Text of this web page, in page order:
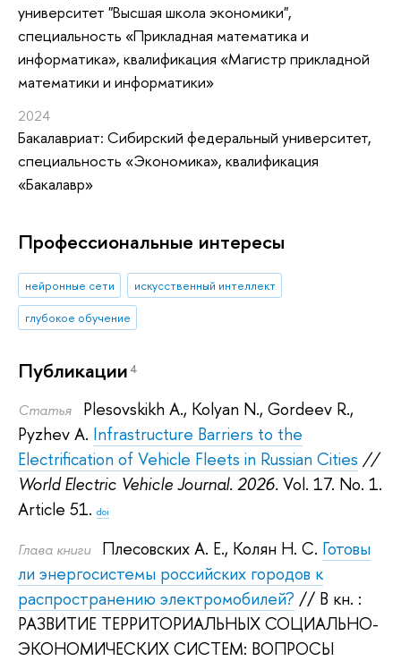
университет "Высшая школа экономики",
специальность «Прикладная математика и
информатика», квалификация «Магистр прикладной
математики и информатики»
2024
Бакалавриат: Сибирский федеральный университет,
специальность «Экономика», квалификация
«Бакалавр»
Профессиональные интересы
нейронные сети
искусственный интеллект
глубокое обучение
Публикации 4
Статья Plesovskikh A., Kolyan N., Gordeev R.,
Pyzhev A. Infrastructure Barriers to the
Electrification of Vehicle Fleets in Russian Cities //
World Electric Vehicle Journal. 2026. Vol. 17. No. 1.
Article 51. doi
Глава книги Плесовских А. Е., Колян Н. С. Готовы
ли энергосистемы российских городов к
распространению электромобилей? // В кн. :
РАЗВИТИЕ ТЕРРИТОРИАЛЬНЫХ СОЦИАЛЬНО-
ЭКОНОМИЧЕСКИХ СИСТЕМ: ВОПРОСЫ